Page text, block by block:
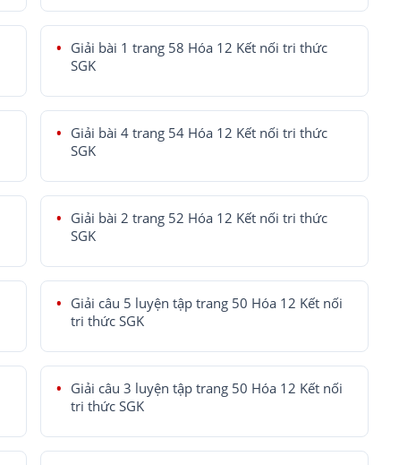
Giải bài 1 trang 58 Hóa 12 Kết nối tri thức
SGK
Giải bài 4 trang 54 Hóa 12 Kết nối tri thức
SGK
Giải bài 2 trang 52 Hóa 12 Kết nối tri thức
SGK
Giải câu 5 luyện tập trang 50 Hóa 12 Kết nối
tri thức SGK
Giải câu 3 luyện tập trang 50 Hóa 12 Kết nối
tri thức SGK